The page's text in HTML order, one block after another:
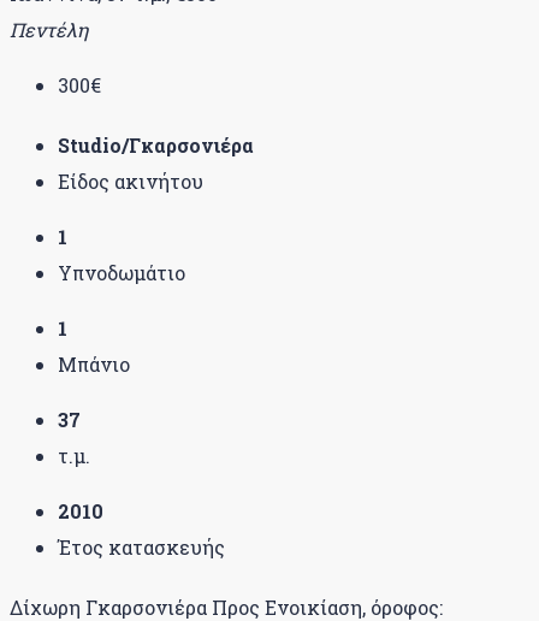
Πεντέλη
300€
Studio/Γκαρσονιέρα
Είδος ακινήτου
1
Υπνοδωμάτιο
1
Μπάνιο
37
τ.μ.
2010
Έτος κατασκευής
Δίχωρη Γκαρσονιέρα Προς Ενοικίαση, όροφος: